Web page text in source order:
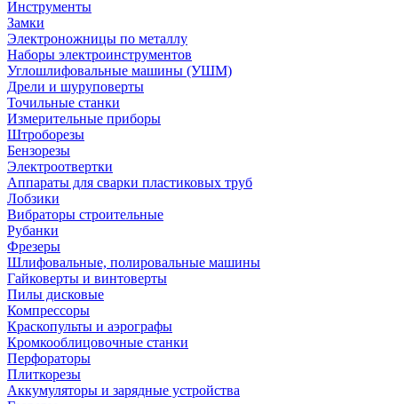
Инструменты
Замки
Электроножницы по металлу
Наборы электроинструментов
Углошлифовальные машины (УШМ)
Дрели и шуруповерты
Точильные станки
Измерительные приборы
Штроборезы
Бензорезы
Электроотвертки
Аппараты для сварки пластиковых труб
Лобзики
Вибраторы строительные
Рубанки
Фрезеры
Шлифовальные, полировальные машины
Гайковерты и винтоверты
Пилы дисковые
Компрессоры
Краскопульты и аэрографы
Кромкооблицовочные станки
Перфораторы
Плиткорезы
Аккумуляторы и зарядные устройства